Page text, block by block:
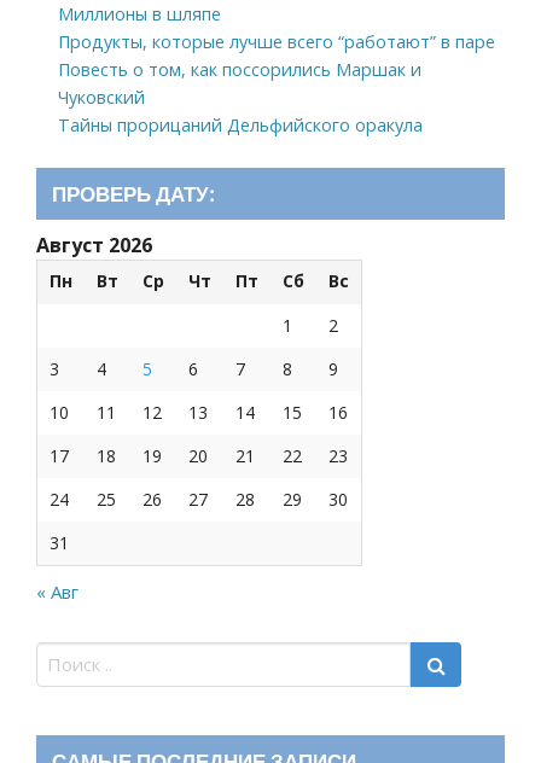
Миллионы в шляпе
Продукты, которые лучше всего “работают” в паре
Повесть о том, как поссорились Маршак и
Чуковский
Тайны прорицаний Дельфийского оракула
ПРОВЕРЬ ДАТУ:
Август 2026
Пн Вт Ср Чт Пт Сб
Вс
1
2
3
4 5 6 7 8
9
10
11 12 13 14 15
16
17
18 19 20 21 22
23
24
25 26 27 28 29
30
31
« Авг